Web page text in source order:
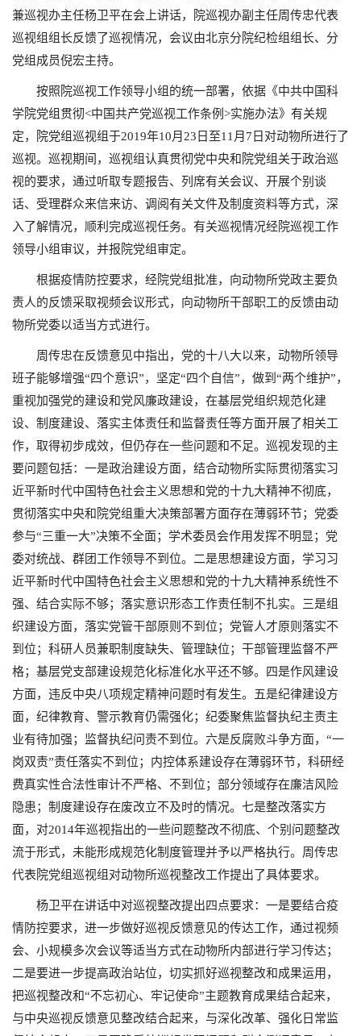
兼巡视办主任杨卫平在会上讲话，院巡视办副主任周传忠代表
巡视组组长反馈了巡视情况，会议由北京分院纪检组组长、分
党组成员倪宏主持。
按照院巡视工作领导小组的统一部署，依据《中共中国科
学院党组贯彻<中国共产党巡视工作条例>实施办法》有关规
定，院党组巡视组于2019年10月23日至11月7日对动物所进行了
巡视。巡视期间，巡视组认真贯彻党中央和院党组关于政治巡
视的要求，通过听取专题报告、列席有关会议、开展个别谈
话、受理群众来信来访、调阅有关文件及制度资料等方式，深
入了解情况，顺利完成巡视任务。有关巡视情况经院巡视工作
领导小组审议，并报院党组审定。
根据疫情防控要求，经院党组批准，向动物所党政主要负
责人的反馈采取视频会议形式，向动物所干部职工的反馈由动
物所党委以适当方式进行。
周传忠在反馈意见中指出，党的十八大以来，动物所领导
班子能够增强“四个意识”，坚定“四个自信”，做到“两个维护”，
重视加强党的建设和党风廉政建设，在基层党组织规范化建
设、制度建设、落实主体责任和监督责任等方面开展了相关工
作，取得初步成效，但仍存在一些问题和不足。巡视发现的主
要问题包括：一是政治建设方面，结合动物所实际贯彻落实习
近平新时代中国特色社会主义思想和党的十九大精神不彻底，
贯彻落实中央和院党组重大决策部署方面存在薄弱环节；党委
参与“三重一大”决策不全面；学术委员会作用发挥不明显；党
委对统战、群团工作领导不到位。二是思想建设方面，学习习
近平新时代中国特色社会主义思想和党的十九大精神系统性不
强、结合实际不够；落实意识形态工作责任制不扎实。三是组
织建设方面，落实党管干部原则不到位；党管人才原则落实不
到位；科研人员兼职制度缺失、管理缺位；干部管理监督不严
格；基层党支部建设规范化标准化水平还不够。四是作风建设
方面，违反中央八项规定精神问题时有发生。五是纪律建设方
面，纪律教育、警示教育仍需强化；纪委聚焦监督执纪主责主
业有待加强；监督执纪问责不到位。六是反腐败斗争方面，“一
岗双责”责任落实不到位；内控体系建设存在薄弱环节，科研经
费真实性合法性审计不严格、不到位；部分领域存在廉洁风险
隐患；制度建设存在废改立不及时的情况。七是整改落实方
面，对2014年巡视指出的一些问题整改不彻底、个别问题整改
流于形式，未能形成规范化制度管理并予以严格执行。周传忠
代表院党组巡视组对动物所巡视整改工作提出了具体要求。
杨卫平在讲话中对巡视整改提出四点要求：一是要结合疫
情防控要求，进一步做好巡视反馈意见的传达工作，通过视频
会、小规模多次会议等适当方式在动物所内部进行学习传达；
二是要进一步提高政治站位，切实抓好巡视整改和成果运用，
把巡视整改和“不忘初心、牢记使命”主题教育成果结合起来，
与中央巡视反馈意见整改结合起来，与深化改革、强化日常监